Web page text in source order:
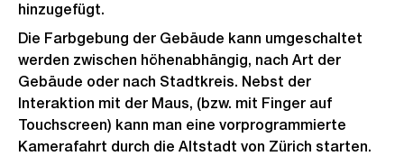
hinzugefügt.
Die Farbgebung der Gebäude kann umgeschaltet
werden zwischen höhenabhängig, nach Art der
Gebäude oder nach Stadtkreis. Nebst der
Interaktion mit der Maus, (bzw. mit Finger auf
Touchscreen) kann man eine vorprogrammierte
Kamerafahrt durch die Altstadt von Zürich starten.